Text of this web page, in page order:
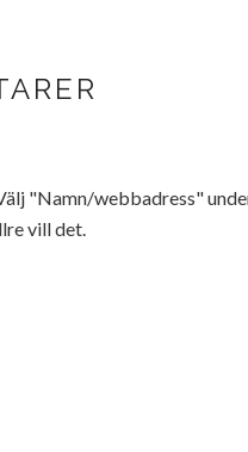
"Namn/webbadress"
vill det.